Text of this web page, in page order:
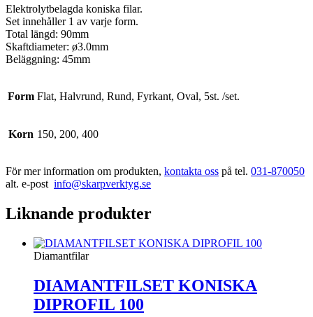
Elektrolytbelagda koniska filar.
Set innehåller 1 av varje form.
Total längd: 90mm
Skaftdiameter: ø3.0mm
Beläggning: 45mm
Form Flat, Halvrund, Rund, Fyrkant, Oval, 5st. /set.
Korn 150, 200, 400
För mer information om produkten, kontakta oss på tel. 031-870050
alt. e-post info@skarpverktyg.se
Liknande produkter
Diamantfilar
DIAMANTFILSET KONISKA
DIPROFIL 100